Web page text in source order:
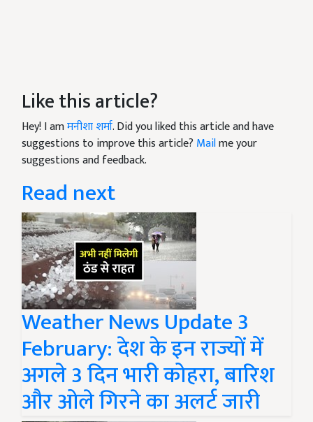
Like this article?
Hey! I amमनीशा शर्मा. Did you liked this article and have
suggestions to improve this article? Mailme your
suggestions and feedback.
Read next
Weather News Update 3
February: देश के इन राज्यों में
अगले 3 दिन भारी कोहरा, बारिश
और ओले गिरने का अलर्ट जारी